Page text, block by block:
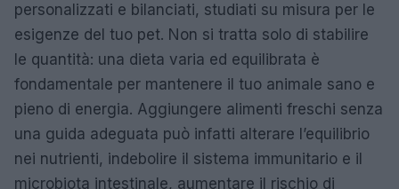
personalizzati e bilanciati, studiati su misura per le
esigenze del tuo pet. Non si tratta solo di stabilire
le quantità: una dieta varia ed equilibrata è
fondamentale per mantenere il tuo animale sano e
pieno di energia. Aggiungere alimenti freschi senza
una guida adeguata può infatti alterare l’equilibrio
nei nutrienti, indebolire il sistema immunitario e il
microbiota intestinale, aumentare il rischio di